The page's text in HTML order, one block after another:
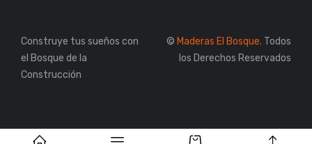
Construye tus sueños con
el Bosque de la
Construcción
© Maderas El Bosque. Todos
los Derechos Reservados